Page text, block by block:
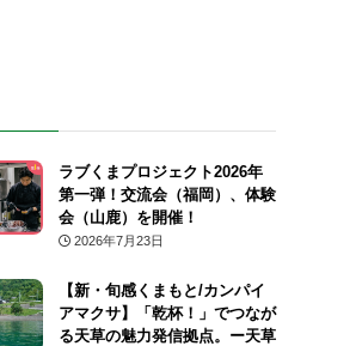
ラブくまプロジェクト2026年
第一弾！交流会（福岡）、体験
会（山鹿）を開催！
2026年7月23日
【新・旬感くまもと/カンパイ
アマクサ】「乾杯！」でつなが
る天草の魅力発信拠点。ー天草